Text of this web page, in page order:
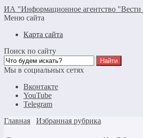
ИА "Информационное агентство
Меню сайта
Карта сайта
Поиск по сайту
Мы в социальных сетях
Вконтакте
YouTube
Telegram
Главная
Избранная рубрика